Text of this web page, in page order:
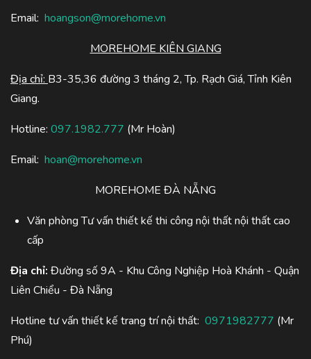
Email: hoangson@morehome.vn
MOREHOME KIÊN GIANG
Địa chỉ: B3-35,36 đường 3 tháng 2, Tp. Rạch Giá, Tỉnh Kiên
Giang.
Hotline: 097.1982.777 (Mr Hoàn)
Email: hoan@morehome.vn
MOREHOME ĐÀ NẴNG
Văn phòng Tư vấn thiết kế thi công nội thất nội thất cao
cấp
Địa chỉ: Đường số 9A - Khu Công Nghiệp Hoà Khánh - Quận
Liên Chiểu - Đà Nẵng
Hotline tư vấn thiết kế trang trí nội thất: 0971982777 (Mr
Phú)